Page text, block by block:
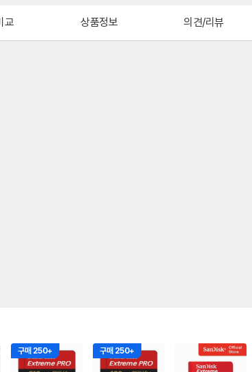
교 상품정보 의견/리뷰
구매 250+ 구매 250+